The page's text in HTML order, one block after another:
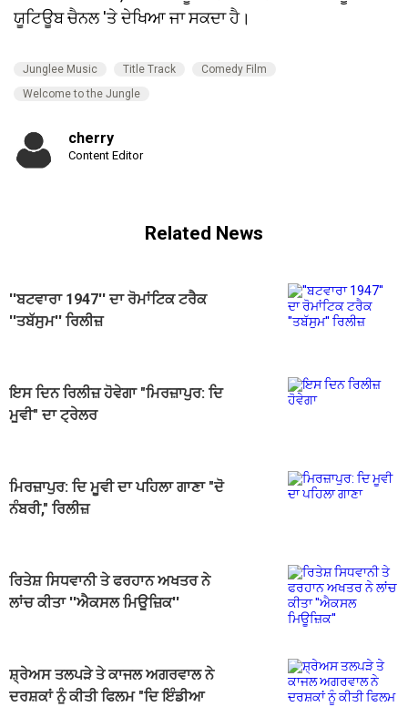
ਯੂਟਿਊਬ ਚੈਨਲ 'ਤੇ ਦੇਖਿਆ ਜਾ ਸਕਦਾ ਹੈ।
Junglee Music Title Track
Comedy Film
Welcome to the Jungle
cherry
Content Editor
Related News
''ਬਟਵਾਰਾ 1947'' ਦਾ ਰੋਮਾਂਟਿਕ ਟਰੈਕ
''ਤਬੱਸੁਮ'' ਰਿਲੀਜ਼
ਇਸ ਦਿਨ ਰਿਲੀਜ਼ ਹੋਵੇਗਾ "ਮਿਰਜ਼ਾਪੁਰ: ਦਿ
ਮੂਵੀ" ਦਾ ਟ੍ਰੇਲਰ
ਮਿਰਜ਼ਾਪੁਰ: ਦਿ ਮੂਵੀ ਦਾ ਪਹਿਲਾ ਗਾਣਾ "ਦੋ
ਨੰਬਰੀ," ਰਿਲੀਜ਼
ਰਿਤੇਸ਼ ਸਿਧਵਾਨੀ ਤੇ ਫਰਹਾਨ ਅਖਤਰ ਨੇ
ਲਾਂਚ ਕੀਤਾ ''ਐਕਸਲ ਮਿਊਜ਼ਿਕ''
ਸ਼੍ਰੇਅਸ ਤਲਪੜੇ ਤੇ ਕਾਜਲ ਅਗਰਵਾਲ ਨੇ
ਦਰਸ਼ਕਾਂ ਨੂੰ ਕੀਤੀ ਫਿਲਮ "ਦਿ ਇੰਡੀਆ